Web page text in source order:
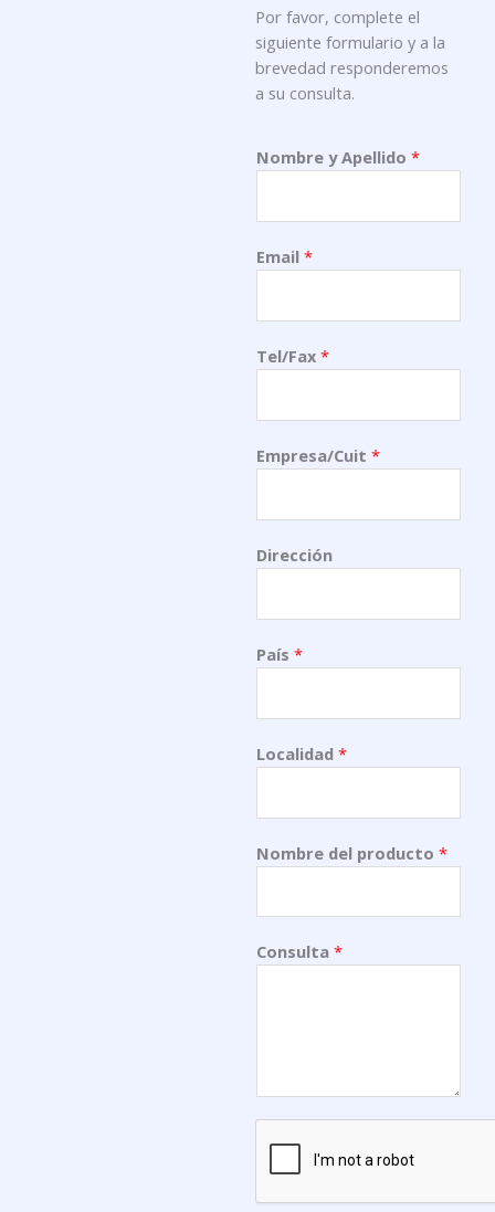
Por favor, complete el
siguiente formulario y a la
brevedad responderemos
a su consulta.
Nombre y Apellido*
Email*
Tel/Fax*
Empresa/Cuit*
Dirección
País*
Localidad*
Nombre del producto*
Consulta*